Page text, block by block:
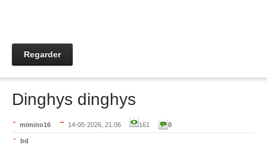
Regarder
Dinghys dinghys
mimino16 14-05-2026, 21:06 161 0
bd